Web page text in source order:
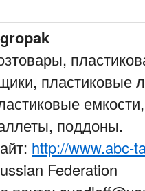
пластиковые
поддоны.
http://www.abc-
Federation